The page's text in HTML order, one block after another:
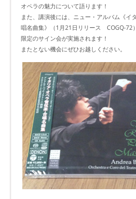
オペラの魅力について語ります！
また、講演後には、ニュー・アルバム《イ
唱名曲集》（1月21日リリース COGQ-72
限定のサイン会が実施されます！
またとない機会にぜひお越しください。